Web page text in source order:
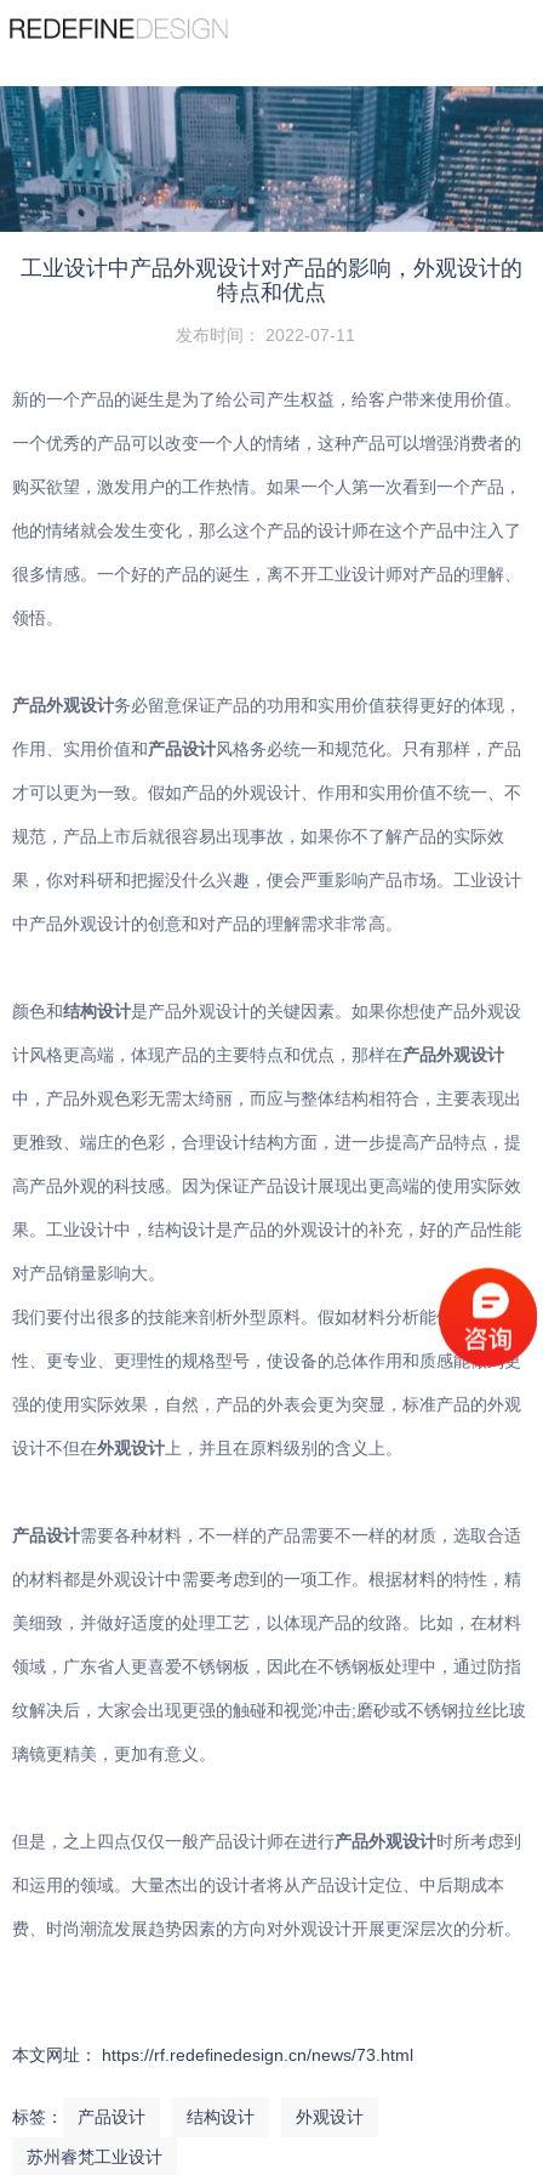
苏州睿梵工业设计有限公司
Suzhou Ruifan Industrial Design Co., Ltd
服务热线
189 1353 7782
精品案例 查看更多
宠物用品
机器人
医疗器械
园林工具
智能家电
首页/动态 / 设计资讯 / 工业设计中产品外观设计对产品的影响，外观
工业设计中产品外观设计对产品的影响，外观设计的
特点和优点
发布时间： 2022-07-11
新的一个产品的诞生是为了给公司产生权益，给客户带来使用价值。
一个优秀的产品可以改变一个人的情绪，这种产品可以增强消费者的
购买欲望，激发用户的工作热情。如果一个人第一次看到一个产品，
他的情绪就会发生变化，那么这个产品的设计师在这个产品中注入了
很多情感。一个好的产品的诞生，离不开工业设计师对产品的理解、
领悟。
产品外观设计务必留意保证产品的功用和实用价值获得更好的体现，
作用、实用价值和产品设计风格务必统一和规范化。只有那样，产品
才可以更为一致。假如产品的外观设计、作用和实用价值不统一、不
规范，产品上市后就很容易出现事故，如果你不了解产品的实际效
果，你对科研和把握没什么兴趣，便会严重影响产品市场。工业设计
中产品外观设计的创意和对产品的理解需求非常高。
颜色和结构设计是产品外观设计的关键因素。如果你想使产品外观设
计风格更高端，体现产品的主要特点和优点，那样在产品外观设计
中，产品外观色彩无需太绮丽，而应与整体结构相符合，主要表现出
更雅致、端庄的色彩，合理设计结构方面，进一步提高产品特点，提
高产品外观的科技感。因为保证产品设计展现出更高端的使用实际效
果。工业设计中，结构设计是产品的外观设计的补充，好的产品性能
对产品销量影响大。
我们要付出很多的技能来剖析外型原料。假如材料分析能做到更技术
性、更专业、更理性的规格型号，使设备的总体作用和质感能做到更
强的使用实际效果，自然，产品的外表会更为突显，标准产品的外观
设计不但在外观设计 上，并且在原料级别的含义上。
产品设计需要各种材料，不一样的产品需要不一样的材质，选取合适
的材料都是外观设计中需要考虑到的一项工作。根据材料的特性，精
美细致，并做好适度的处理工艺，以体现产品的纹路。比如，在材料
领域，广东省人更喜爱不锈钢板，因此在不锈钢板处理中，通过防指
纹解决后，大家会出现更强的触碰和视觉冲击;磨砂或不锈钢拉丝比玻
璃镜更精美，更加有意义。
但是，之上四点仅仅一般产品设计师在进行产品外观设计时所考虑到
和运用的领域。大量杰出的设计者将从产品设计定位、中后期成本
费、时尚潮流发展趋势因素的方向对外观设计开展更深层次的分析。
本文网址： https://rf.redefinedesign.cn/news/73.html
标签： 产品设计 结构设计 外观设计
苏州睿梵工业设计